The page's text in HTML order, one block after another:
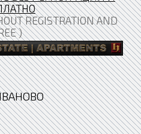
REGISTRATION AND
)